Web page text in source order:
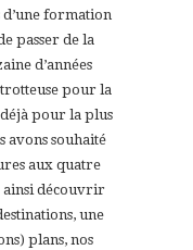
d’une formation
passer de la
d’années
pour la
déjà pour la plus
avons souhaité
aux quatre
ainsi découvrir
une
plans, nos